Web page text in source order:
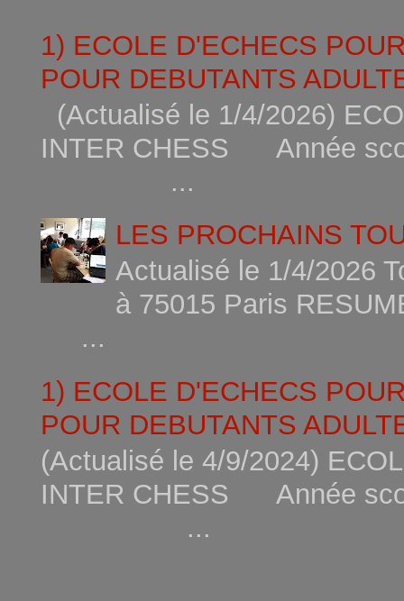
1) ECOLE D'ECHECS
POUR DEBUTANTS
(Actualisé le 1/4/2026)
INTER CHESS Année
...
LES PROCHAINS
Actualisé le 1/4/2026
à 75015
...
1) ECOLE D'ECHECS
POUR DEBUTANTS
(Actualisé le 4/9/2024)
INTER CHESS Année
...